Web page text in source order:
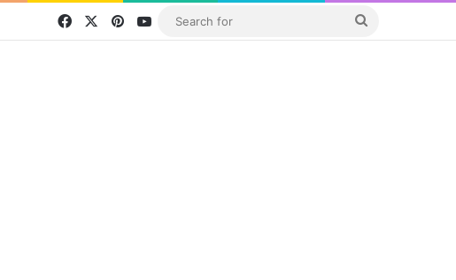
FacebookPinterestYouTube